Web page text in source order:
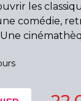
les
comédie,